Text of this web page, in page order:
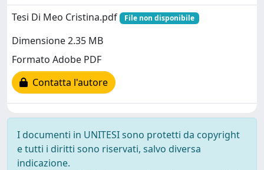
Tesi Di Meo Cristina.pdf
File non disponibile
Dimensione 2.35 MB
Formato Adobe PDF
Contatta l'autore
I documenti in UNITESI sono protetti da copyright
e tutti i diritti sono riservati, salvo diversa
indicazione.